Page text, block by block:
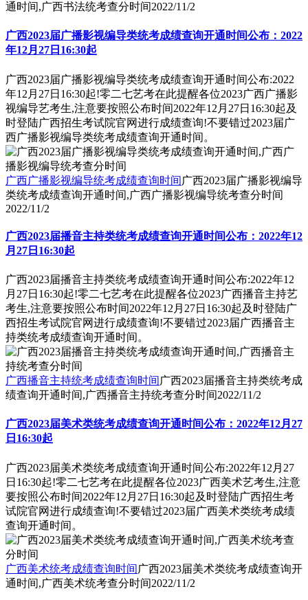
通时间,广西书法统考查分时间2022/11/2
广西2023届广播影视编导类统考成绩查询开通时间公布：2022
年12月27日16:30起
广西2023届广播影视编导类统考成绩查询开通时间公布:2022
年12月27日16:30起!零二七艺考在此提醒各位2023广西广播影
视编导艺考生,注意要按照公布时间2022年12月27日16:30起及
时登陆广西招生考试院官网进行成绩查询!不要错过2023届广
西广播影视编导类统考成绩查询开通时间。
广西广播影视编导统考成绩查询时间广西2023届广播影视编导
类统考成绩查询开通时间,广西广播影视编导统考查分时间
2022/11/2
广西2023届播音主持类统考成绩查询开通时间公布：2022年12
月27日16:30起
广西2023届播音主持类统考成绩查询开通时间公布:2022年12
月27日16:30起!零二七艺考在此提醒各位2023广西播音主持艺
考生,注意要按照公布时间2022年12月27日16:30起及时登陆广
西招生考试院官网进行成绩查询!不要错过2023届广西播音主
持类统考成绩查询开通时间。
广西播音主持统考成绩查询时间广西2023届播音主持类统考成
绩查询开通时间,广西播音主持统考查分时间2022/11/2
广西2023届美术类统考成绩查询开通时间公布：2022年12月27
日16:30起
广西2023届美术类统考成绩查询开通时间公布:2022年12月27
日16:30起!零二七艺考在此提醒各位2023广西美术艺考生,注意
要按照公布时间2022年12月27日16:30起及时登陆广西招生考
试院官网进行成绩查询!不要错过2023届广西美术类统考成绩
查询开通时间。
广西美术统考成绩查询时间广西2023届美术类统考成绩查询开
通时间,广西美术统考查分时间2022/11/2